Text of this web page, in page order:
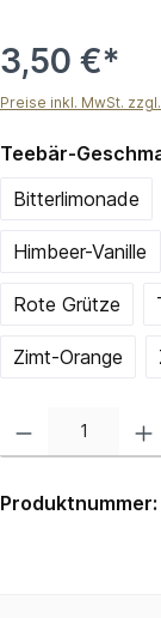
3,50 €*
Preise inkl. MwSt.
Teebär-
Bitterlimonade
Himbeer-Vanille
Rote Grütze
Zimt-Orange
Produktnummer: